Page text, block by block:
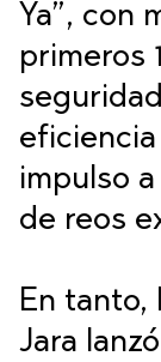
Ya”, con
primeros
impulso
de reos
En tanto,
Jara